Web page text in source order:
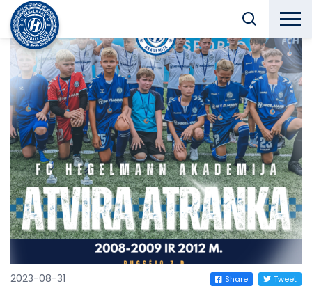
2023-08-31 Share Tweet